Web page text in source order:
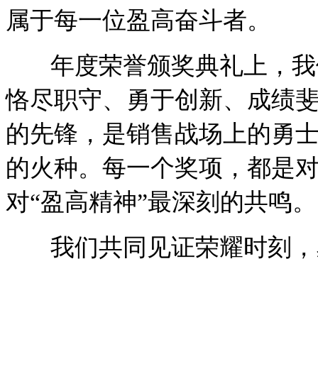
属于每一位盈高奋斗者。
年度荣誉颁奖典礼上，我
恪尽职守、勇于创新、成绩
的先锋，是销售战场上的勇
的火种。每一个奖项，都是
对“盈高精神”最深刻的共鸣。
我们共同见证荣耀时刻，